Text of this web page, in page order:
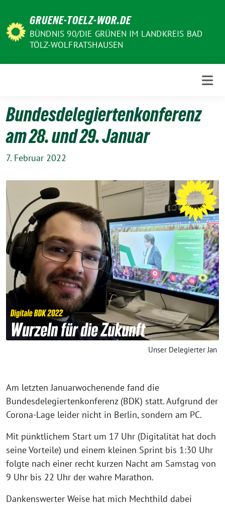
zum
Inhalt
GRUENE-TOELZ-WOR.DE
BÜNDNIS 90/DIE GRÜNEN IM LANDKREIS BAD
TÖLZ-WOLFRATSHAUSEN
Bundesdelegiertenkonferenz
am 28. und 29. Januar
7. Februar 2022
Unser Delegierter Jan
Am letzten Januarwochenende fand die
Bundesdelegiertenkonferenz (BDK) statt. Aufgrund der
Corona-Lage leider nicht in Berlin, sondern am PC.
Mit pünktlichem Start um 17 Uhr (Digitalität hat doch
seine Vorteile) und einem kleinen Sprint bis 1:30 Uhr
folgte nach einer recht kurzen Nacht am Samstag von
9 Uhr bis 22 Uhr der wahre Marathon.
Dankenswerter Weise hat mich Mechthild dabei